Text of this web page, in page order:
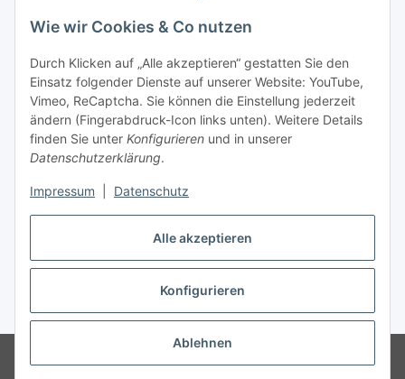
Alle akzeptieren
Konfigurieren
Ablehnen
Wie wir Cookies & Co nutzen
Durch Klicken auf „Alle akzeptieren“ gestatten Sie den
Einsatz folgender Dienste auf unserer Website: YouTube,
Vimeo, ReCaptcha. Sie können die Einstellung jederzeit
ändern (Fingerabdruck-Icon links unten). Weitere Details
finden Sie unter Konfigurieren und in unserer
Datenschutzerklärung.
Impressum Datenschutz
info (at) zweitedel.de
Informationen
Gesetzliche Informationen
* Alle Preise inkl. gesetzlicher USt., zzgl.Versand